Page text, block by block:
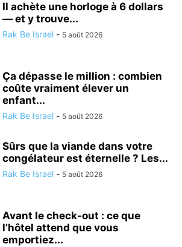
Il achète une horloge à 6 dollars
— et y trouve...
Rak Be Israel - 5 août 2026
Ça dépasse le million : combien
coûte vraiment élever un
enfant...
Rak Be Israel - 5 août 2026
Sûrs que la viande dans votre
congélateur est éternelle ? Les...
Rak Be Israel - 5 août 2026
Avant le check-out : ce que
l’hôtel attend que vous
emportiez...